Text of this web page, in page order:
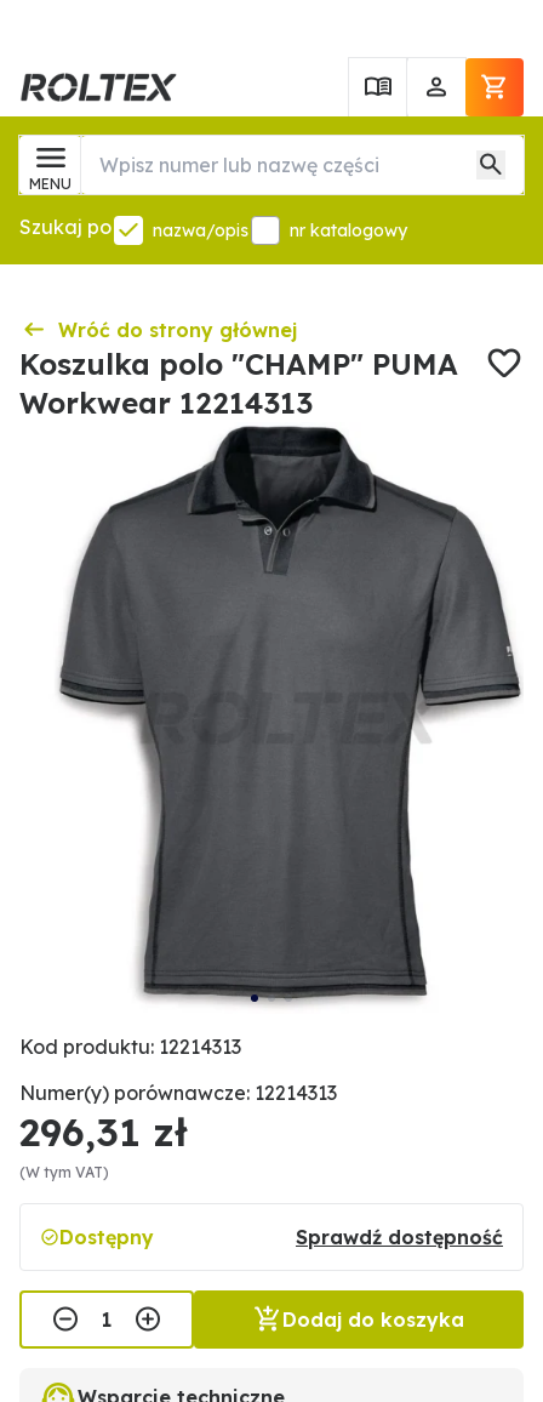
MENU
Szukaj po nazwa/opis nr katalogowy
Wróć do strony głównej
Koszulka polo "CHAMP" PUMA
Workwear 12214313
Kod produktu: 12214313
Numer(y) porównawcze: 12214313
296,31 zł
(W tym VAT)
Dostępny Sprawdź dostępność
Dodaj do koszyka
Wsparcie techniczne